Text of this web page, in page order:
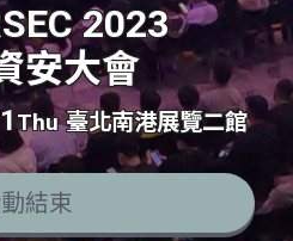
2023
安大會
Thu 臺北南港展覽二館
結束